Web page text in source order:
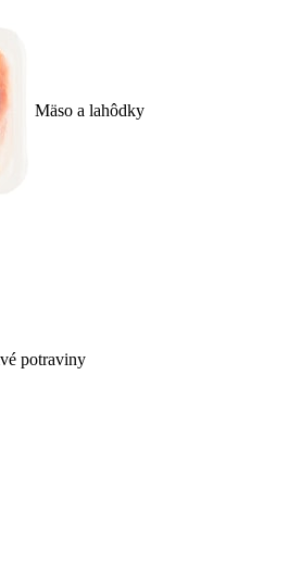
Mäso a lahôdky
potraviny